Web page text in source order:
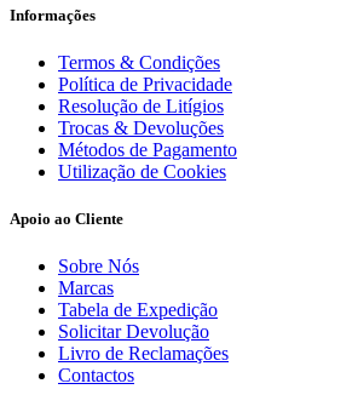
Informações
Termos & Condições
Política de Privacidade
Resolução de Litígios
Trocas & Devoluções
Métodos de Pagamento
Utilização de Cookies
Apoio ao Cliente
Sobre Nós
Marcas
Tabela de Expedição
Solicitar Devolução
Livro de Reclamações
Contactos